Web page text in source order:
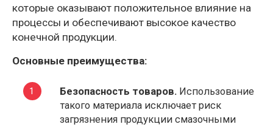
которые оказывают положительное влияние на
процессы и обеспечивают высокое качество
конечной продукции.
Основные преимущества:
Безопасность товаров. Использование
такого материала исключает риск
загрязнения продукции смазочными